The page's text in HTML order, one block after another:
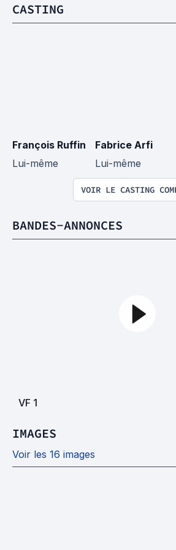
CASTING
François Ruffin
Lui-même
Fabrice Arfi
Lui-même
VOIR LE CASTING
BANDES-ANNONCES
VF 1
IMAGES
Voir les 16 images